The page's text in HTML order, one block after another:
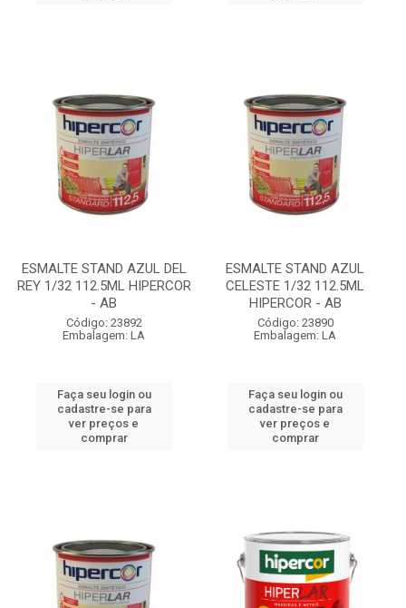
ESMALTE STAND AZUL DEL
REY 1/32 112.5ML HIPERCOR
- AB
Código: 23892
Embalagem: LA
Faça seu login ou
cadastre-se para
ver preços e
comprar
ESMALTE STAND AZUL
CELESTE 1/32 112.5ML
HIPERCOR - AB
Código: 23890
Embalagem: LA
Faça seu login ou
cadastre-se para
ver preços e
comprar